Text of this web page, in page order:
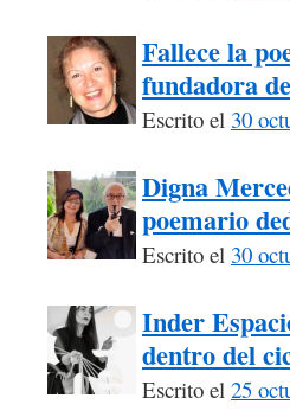
Fallece la
fundadora
Escrito el 30
Digna
poemario
Escrito el 30
Inder
dentro del
Escrito el 25